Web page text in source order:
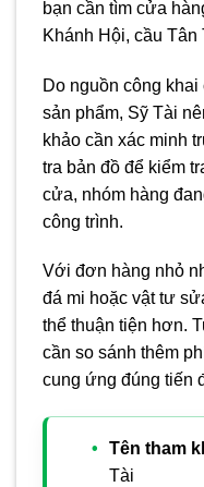
bạn cần tìm cửa
Khánh Hội, cầu Tân
Do nguồn công
sản phẩm, Sỹ Tài
khảo cần xác minh
tra bản đồ để kiểm
cửa, nhóm hàng
công trình.
Với đơn hàng nhỏ
đá mi hoặc vật tư
thể thuận tiện hơn.
cần so sánh thêm
cung ứng đúng tiến
Tên tham
Tài